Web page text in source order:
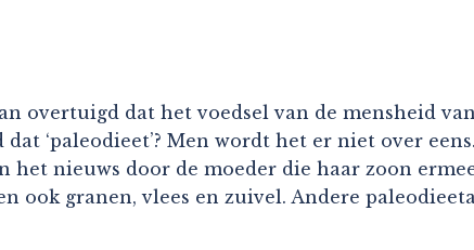
overtuigd dat het voedsel van de mensheid
‘paleodieet’? Men wordt het er niet over
het nieuws door de moeder die haar zoon
ook granen, vlees en zuivel. Andere